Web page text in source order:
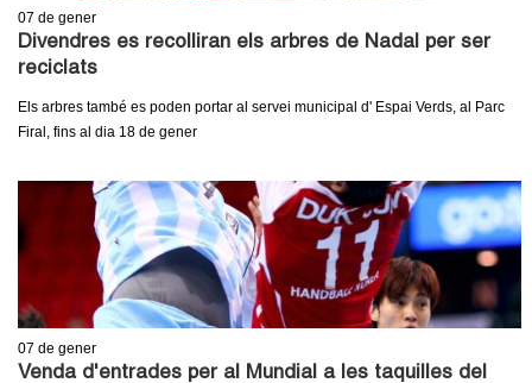
07 de gener
Divendres es recolliran els arbres de Nadal per ser
reciclats
Els arbres també es poden portar al servei municipal d' Espai Verds, al Parc
Firal, fins al dia 18 de gener
07 de gener
Venda d'entrades per al Mundial a les taquilles del